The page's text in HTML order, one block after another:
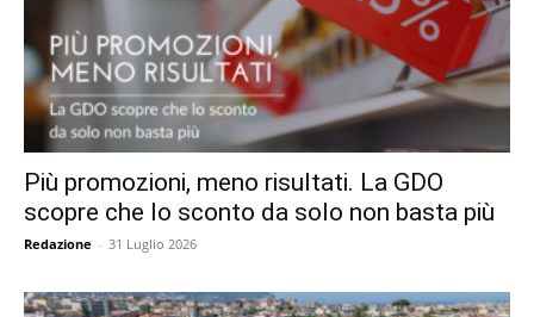
Più promozioni, meno risultati. La GDO
scopre che lo sconto da solo non basta più
Redazione - 31 Luglio 2026